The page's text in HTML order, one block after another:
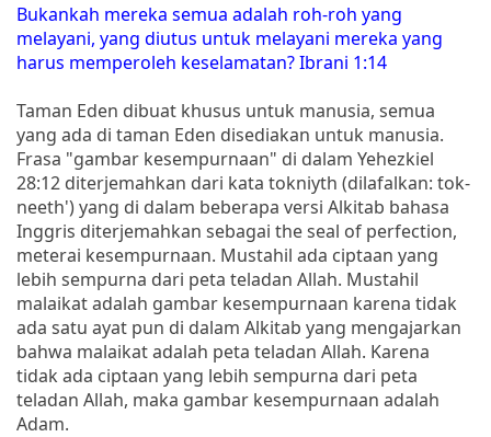
Bukankah mereka semua adalah roh-roh yang
melayani, yang diutus untuk melayani mereka yang
harus memperoleh keselamatan? Ibrani 1:14
Taman Eden dibuat khusus untuk manusia, semua
yang ada di taman Eden disediakan untuk manusia.
Frasa "gambar kesempurnaan" di dalam Yehezkiel
28:12 diterjemahkan dari kata tokniyth (dilafalkan: tok-
neeth') yang di dalam beberapa versi Alkitab bahasa
Inggris diterjemahkan sebagai the seal of perfection,
meterai kesempurnaan. Mustahil ada ciptaan yang
lebih sempurna dari peta teladan Allah. Mustahil
malaikat adalah gambar kesempurnaan karena tidak
ada satu ayat pun di dalam Alkitab yang mengajarkan
bahwa malaikat adalah peta teladan Allah. Karena
tidak ada ciptaan yang lebih sempurna dari peta
teladan Allah, maka gambar kesempurnaan adalah
Adam.